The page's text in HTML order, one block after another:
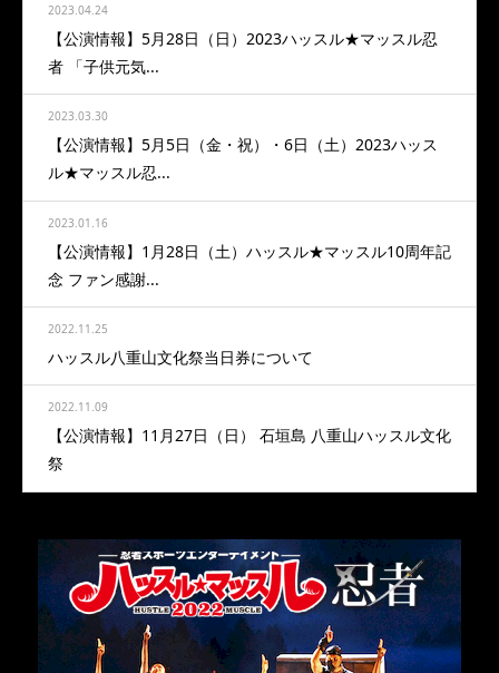
2023.04.24
【公演情報】5月28日（日）2023ハッスル★マッスル忍
者 「子供元気...
2023.03.30
【公演情報】5月5日（金・祝）・6日（土）2023ハッス
ル★マッスル忍...
2023.01.16
【公演情報】1月28日（土）ハッスル★マッスル10周年記
念 ファン感謝...
2022.11.25
ハッスル八重山文化祭当日券について
2022.11.09
【公演情報】11月27日（日） 石垣島 八重山ハッスル文化
祭